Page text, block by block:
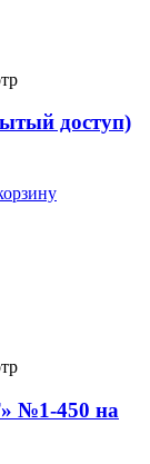
доступ)
№1-450 на